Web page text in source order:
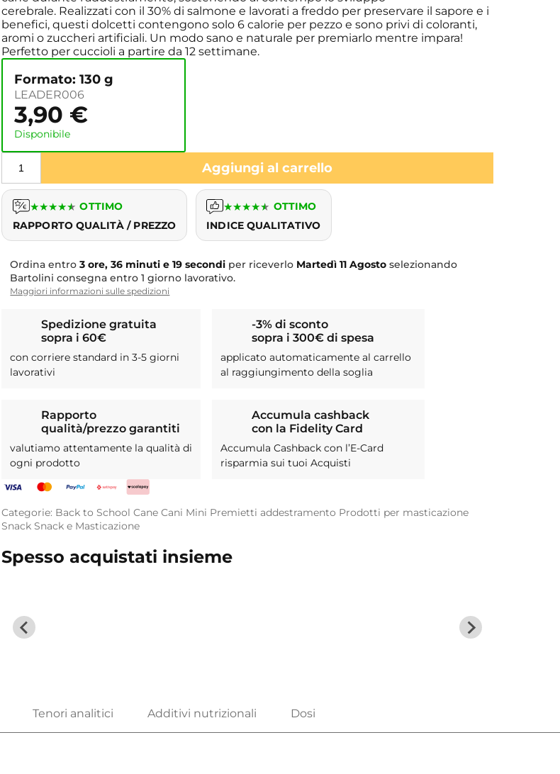
cerebrale. Realizzati con il 30% di salmone e lavorati a freddo per preservare il sapore e i
benefici, questi dolcetti contengono solo 6 calorie per pezzo e sono privi di coloranti,
aromi o zuccheri artificiali. Un modo sano e naturale per premiarlo mentre impara!
Perfetto per cuccioli a partire da 12 settimane.
Formato: 130 g
LEADER006
3,90 €
Disponibile
Aggiungi al carrello
★★★★★ OTTIMO
RAPPORTO QUALITÀ / PREZZO
★★★★★ OTTIMO
INDICE QUALITATIVO
Ordina entro3 ore, 36 minuti e 18 secondi per riceverlo Martedì 11 Agosto selezionando
Bartolini consegna entro 1 giorno lavorativo.
Maggiori informazioni sulle spedizioni
Spedizione gratuita
sopra i 60€
con corriere standard in 3-5 giorni
lavorativi
-3% di sconto
sopra i 300€ di spesa
applicato automaticamente al carrello
al raggiungimento della soglia
Rapporto
qualità/prezzo garantiti
valutiamo attentamente la qualità di
ogni prodotto
Accumula cashback
con la Fidelity Card
Accumula Cashback con l’E-Card
risparmia sui tuoi Acquisti
Categorie: Back to School Cane Cani Mini Premietti addestramento Prodotti per masticazione
Snack Snack e Masticazione
Spesso acquistati insieme